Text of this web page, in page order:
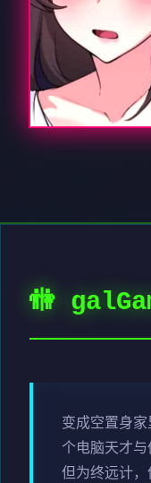
🚻
变成空置身
个电脑天才
但为终远计